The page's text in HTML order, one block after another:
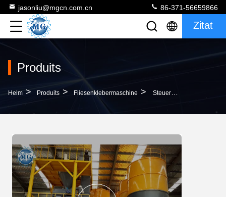
jasonliu@mgcn.com.cn 86-371-56659866
Zitat
Produits
Heim > Produits > Fliesenklebermaschine > Steuerungs-Fliesen-Klebende Maschinen-Fliesen-Klebende Produktionsanlage